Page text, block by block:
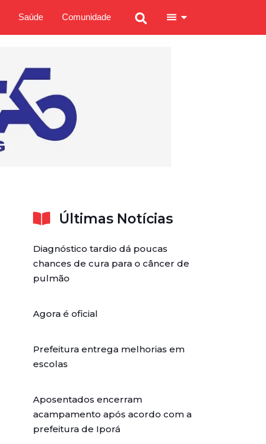
Saúde Comunidade
Últimas Notícias
Diagnóstico tardio dá poucas
chances de cura para o câncer de
pulmão
Agora é oficial
Prefeitura entrega melhorias em
escolas
Aposentados encerram
acampamento após acordo com a
prefeitura de Iporá